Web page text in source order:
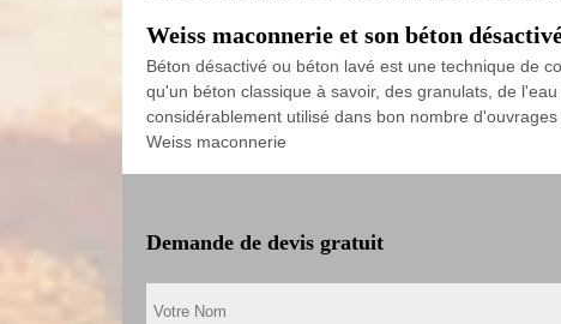
Weiss maconnerie et son béton
Béton désactivé ou béton lavé est une technique de
qu'un béton classique à savoir, des granulats, de
considérablement utilisé dans bon nombre
Weiss maconnerie
Demande de devis gratuit